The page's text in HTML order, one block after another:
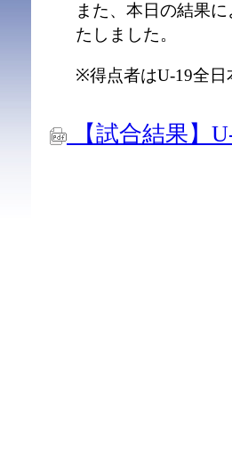
また、本日の結果
たしました。
※得点者はU-19全日
【試合結果】